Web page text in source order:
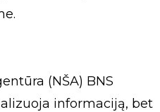
(NŠA) BNS
informaciją, bet